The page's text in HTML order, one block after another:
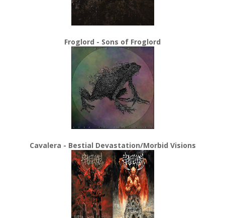
Froglord - Sons of Froglord
Cavalera - Bestial Devastation/Morbid Visions